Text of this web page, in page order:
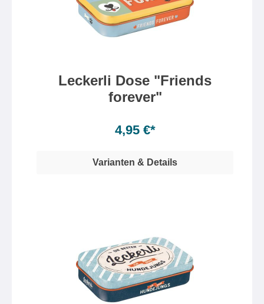
Leckerli Dose "Friends
forever"
4,95 €*
Varianten & Details